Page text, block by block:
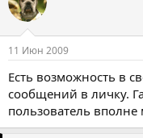
11 Июн 2009
Есть возможность в
сообщений в личку.
пользователь вполне